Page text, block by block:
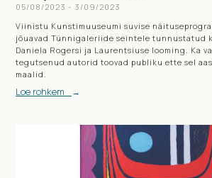
05/08 /2023 - 3 /09 /2023
Viinistu Kunstimuuseumi suvise
jõuavad Tünnigaleriide seintele tunnustatud
Daniela Rogersi ja Laurentsiuse looming. Ka
tegutsenud autorid toovad publiku ette sel
maalid.
Loe rohkem →